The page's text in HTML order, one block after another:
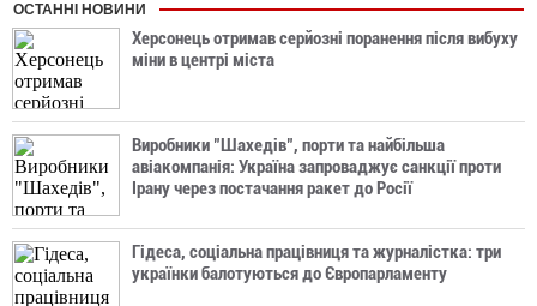
ОСТАННІ НОВИНИ
Херсонець отримав серйозні поранення після вибуху
міни в центрі міста
Виробники "Шахедів", порти та найбільша
авіакомпанія: Україна запроваджує санкції проти
Ірану через постачання ракет до Росії
Гідеса, соціальна працівниця та журналістка: три
українки балотуються до Європарламенту